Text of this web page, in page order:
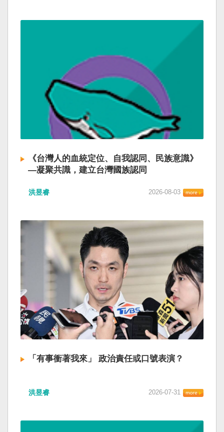
《台灣人的血統定位、自我認同、民族意識》
—凝聚共識，建立台灣國族認同
洪昱睿 2026-08-03
「有事衝著我來」 政治責任或口號表演？
洪昱睿 2026-07-31